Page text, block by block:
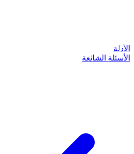
الأدلة
الأسئلة الشائعة